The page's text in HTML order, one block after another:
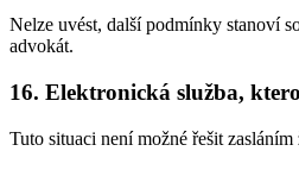
Nelze uvést, další podmínky stanoví
advokát.
16. Elektronická služba,
Tuto situaci není možné řešit